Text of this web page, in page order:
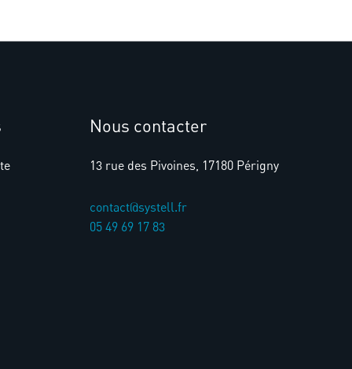
Nous contacter
13 rue des Pivoines, 17180 Périgny
contact@systell.fr​
05 49 69 17 83